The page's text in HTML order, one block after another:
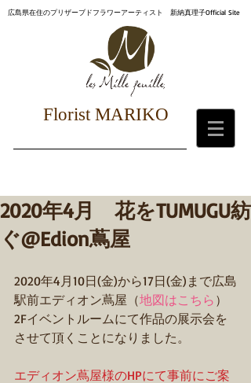
Florist MARIKO
広島県在住のプリザーブドフラワーアーティスト 新納真理子Official Site
2020年4月 花をTUMUGU紡
ぐ@Edion蔦屋
2020年4月10日(金)から17日(金)まで広島
駅前エディオン蔦屋（地図はこちら ）
2Fイベントルームにて作品の展示会を
させて頂くことになりました。
エディオン蔦屋様のHPにて事前にご案